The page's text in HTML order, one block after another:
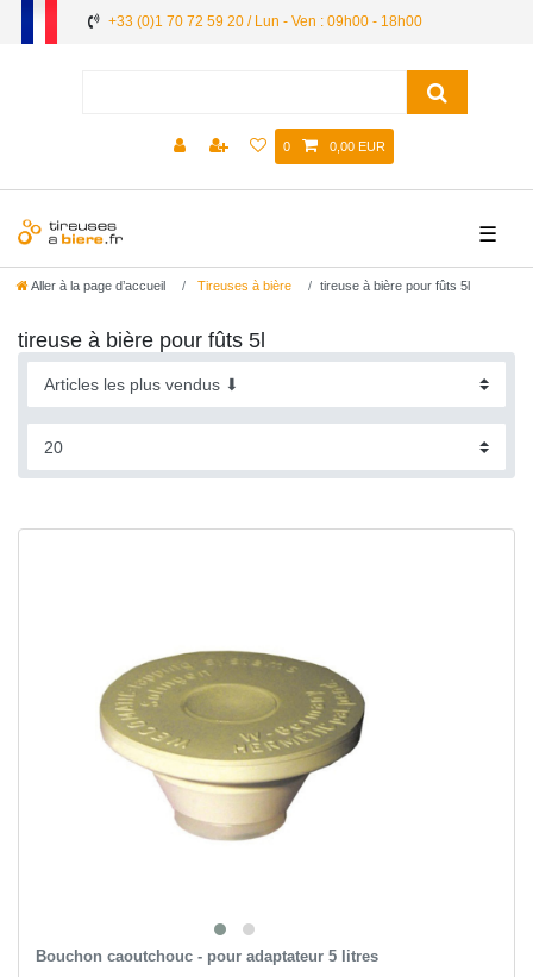
+33 (0)1 70 72 59 20 / Lun - Ven : 09h00 - 18h00
0 0,00 EUR
☰
Aller à la page d’accueil Tireuses à bière tireuse à bière pour fûts 5l
tireuse à bière pour fûts 5l
Bouchon caoutchouc - pour adaptateur 5 litres